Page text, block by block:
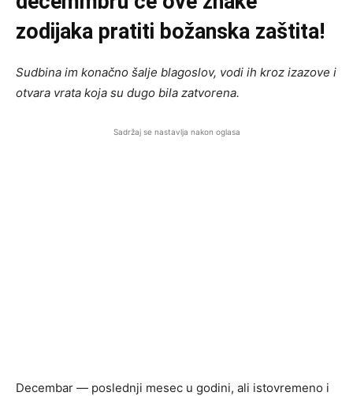
zodijaka pratiti božanska zaštita!
Sudbina im konačno šalje blagoslov, vodi ih kroz izazove i
otvara vrata koja su dugo bila zatvorena.
Sadržaj se nastavlja nakon oglasa
Decembar — poslednji mesec u godini, ali istovremeno i